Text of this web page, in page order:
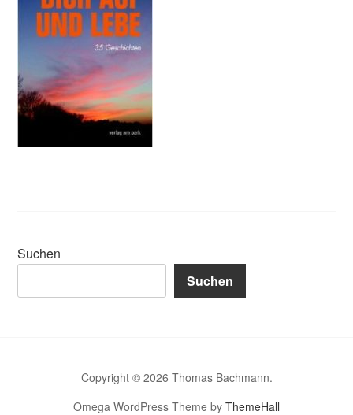
Suchen
Suchen
Copyright © 2026 Thomas Bachmann.
Omega WordPress Theme by ThemeHall